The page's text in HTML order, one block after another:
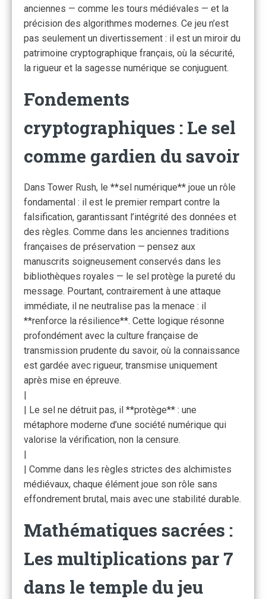
anciennes — comme les tours médiévales — et la
précision des algorithmes modernes. Ce jeu n’est
pas seulement un divertissement : il est un miroir du
patrimoine cryptographique français, où la sécurité,
la rigueur et la sagesse numérique se conjuguent.
Fondements
cryptographiques : Le sel
comme gardien du savoir
Dans Tower Rush, le **sel numérique** joue un rôle
fondamental : il est le premier rempart contre la
falsification, garantissant l’intégrité des données et
des règles. Comme dans les anciennes traditions
françaises de préservation — pensez aux
manuscrits soigneusement conservés dans les
bibliothèques royales — le sel protège la pureté du
message. Pourtant, contrairement à une attaque
immédiate, il ne neutralise pas la menace : il
**renforce la résilience**. Cette logique résonne
profondément avec la culture française de
transmission prudente du savoir, où la connaissance
est gardée avec rigueur, transmise uniquement
après mise en épreuve.
|
| Le sel ne détruit pas, il **protège** : une
métaphore moderne d’une société numérique qui
valorise la vérification, non la censure.
|
| Comme dans les règles strictes des alchimistes
médiévaux, chaque élément joue son rôle sans
effondrement brutal, mais avec une stabilité durable.
Mathématiques sacrées :
Les multiplications par 7
dans le temple du jeu